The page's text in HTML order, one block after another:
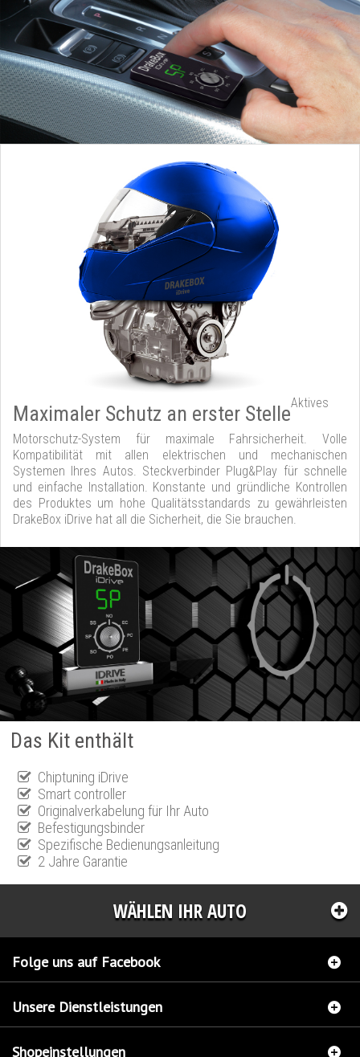
Maximaler Schutz an erster StelleAktives
Motorschutz-System für maximale Fahrsicherheit. Volle
Kompatibilität mit allen elektrischen und mechanischen
Systemen Ihres Autos. Steckverbinder Plug&Play für schnelle
und einfache Installation. Konstante und gründliche Kontrollen
des Produktes um hohe Qualitätsstandards zu gewährleisten
DrakeBox iDrive hat all die Sicherheit, die Sie brauchen.
Das Kit enthält
Chiptuning iDrive
Smart controller
Originalverkabelung für Ihr Auto
Befestigungsbinder
Spezifische Bedienungsanleitung
2 Jahre Garantie
WÄHLEN IHR AUTO
Folge uns auf Facebook
Unsere Dienstleistungen
Shopeinstellungen